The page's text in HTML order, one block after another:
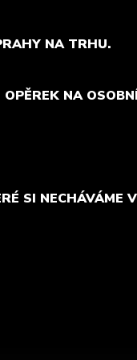
NA TRHU.
NA
SI NECHÁVÁME